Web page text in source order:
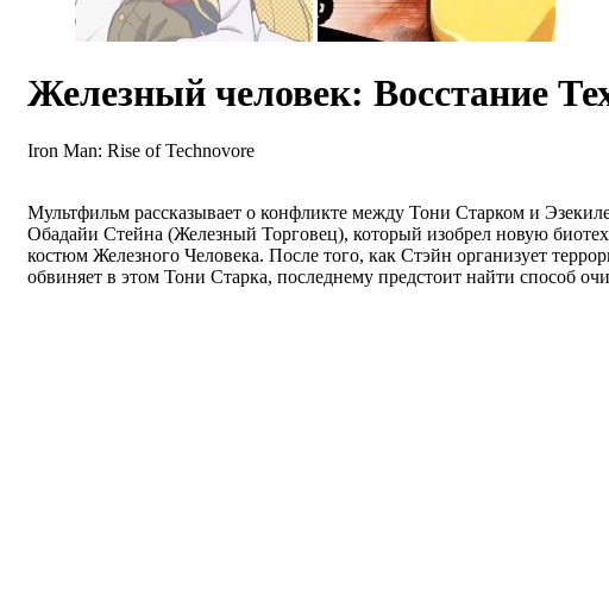
Железный человек: Восстание
Iron Man: Rise of Technovore
Мультфильм рассказывает о конфликте между Тони Старком и
Обадайи Стейна (Железный Торговец), который изобрел новую
костюм Железного Человека. После того, как Стэйн организует
обвиняет в этом Тони Старка, последнему предстоит найти способ